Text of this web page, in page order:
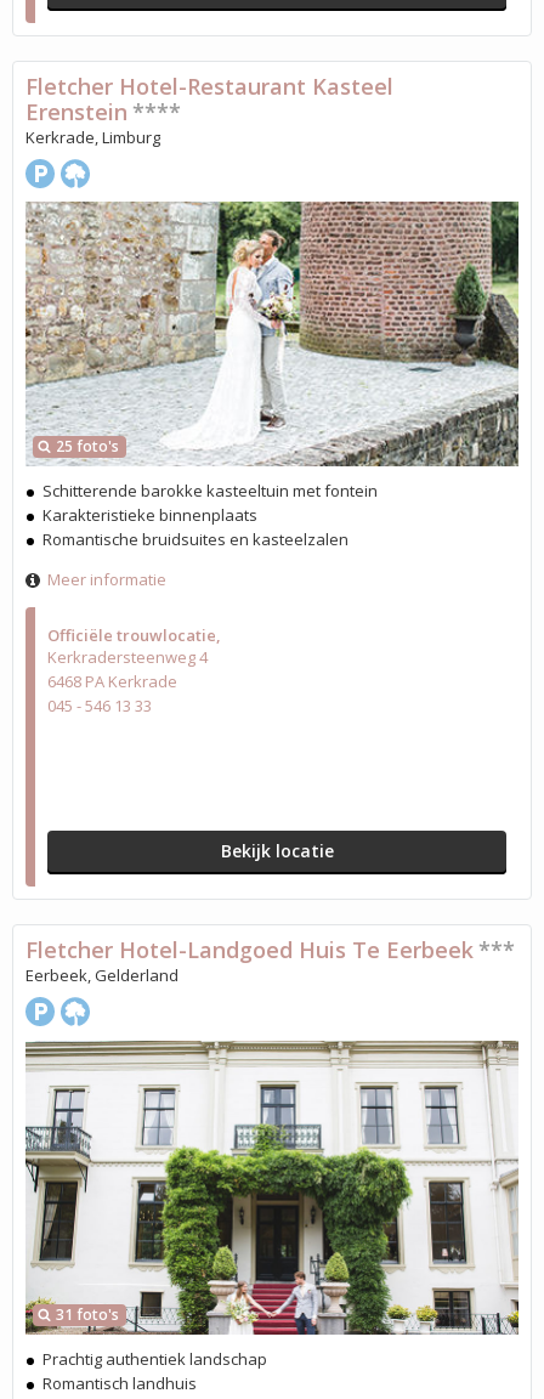
Officiële trouwlocatie
Kerkradersteenweg 4
6468 PA Kerkrade
045 - 546 13 33
Bekijk locatie
25 foto's
Fletcher Hotel-Restaurant Kasteel
Erenstein ****
Kerkrade, Limburg
Schitterende barokke kasteeltuin met fontein
Karakteristieke binnenplaats
Romantische bruidsuites en kasteelzalen
Meer informatie
31 foto's
Fletcher Hotel-Landgoed Huis Te Eerbeek ***
Eerbeek, Gelderland
Prachtig authentiek landschap
Romantisch landhuis